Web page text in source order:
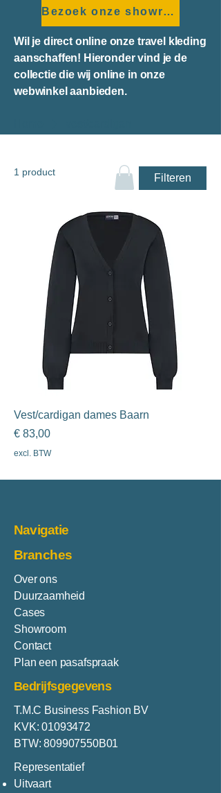
Bezoek onze showroom
Wil je direct online onze travel kleding
aanschaffen! Hieronder vind je de
collectie die wij online in onze
webwinkel aanbieden.
1 product Filteren
Vest/cardigan dames Baarn
Prijs
€ 83,00
excl. BTW
Navigatie
Branches
Over ons
Duurzaamheid
Cases
Showroom
Contact
Plan een pasafspraak
Bedrijfsgegevens
T.M.C Business Fashion BV
KVK:01093472
BTW: 809907550B01
Representatief
Uitvaart